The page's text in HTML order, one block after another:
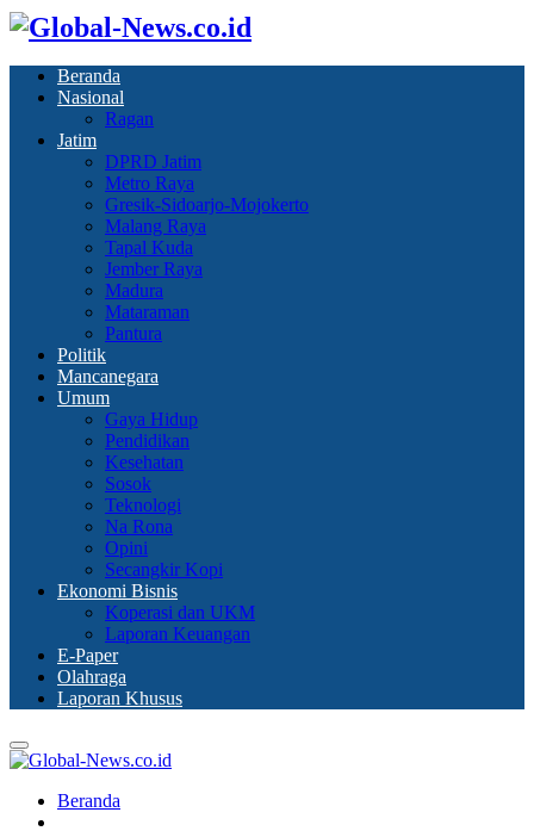
Beranda
Nasional
Ragan
Jatim
DPRD Jatim
Metro Raya
Gresik-Sidoarjo-Mojokerto
Malang Raya
Tapal Kuda
Jember Raya
Madura
Mataraman
Pantura
Politik
Mancanegara
Umum
Gaya Hidup
Pendidikan
Kesehatan
Sosok
Teknologi
Na Rona
Opini
Secangkir Kopi
Ekonomi Bisnis
Koperasi dan UKM
Laporan Keuangan
E-Paper
Olahraga
Laporan Khusus
Primary
Menu
Beranda